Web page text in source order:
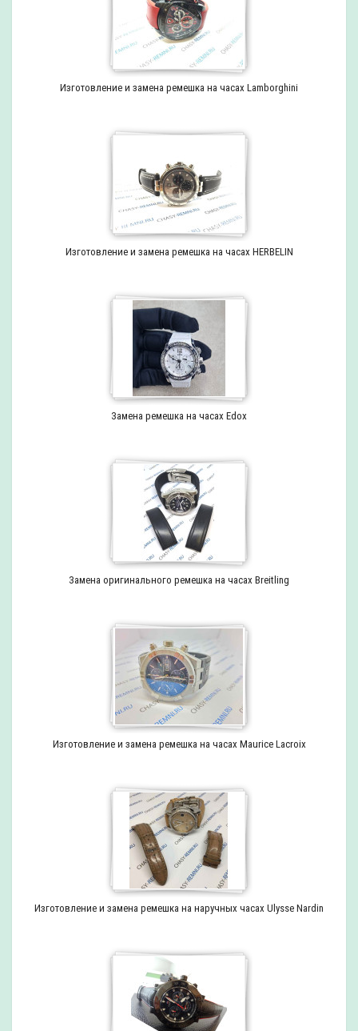
Изготовление и замена ремешка на часах Lamborghini
Изготовление и замена ремешка на часах HERBELIN
Замена ремешка на часах Edox
Замена оригинального ремешка на часах Breitling
Изготовление и замена ремешка на часах Maurice Lacroix
Изготовление и замена ремешка на наручных часах Ulysse Nardin